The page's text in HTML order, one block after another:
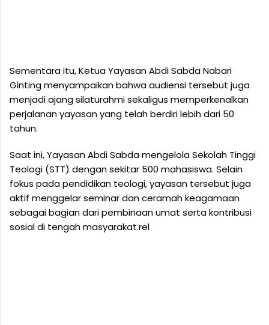
Sementara itu, Ketua Yayasan Abdi Sabda Nabari
Ginting menyampaikan bahwa audiensi tersebut juga
menjadi ajang silaturahmi sekaligus memperkenalkan
perjalanan yayasan yang telah berdiri lebih dari 50
tahun.
Saat ini, Yayasan Abdi Sabda mengelola Sekolah Tinggi
Teologi (STT) dengan sekitar 500 mahasiswa. Selain
fokus pada pendidikan teologi, yayasan tersebut juga
aktif menggelar seminar dan ceramah keagamaan
sebagai bagian dari pembinaan umat serta kontribusi
sosial di tengah masyarakat.rel